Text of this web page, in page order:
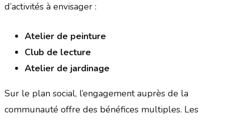
d’activités à envisager :
Atelier de peinture
Club de lecture
Atelier de jardinage
Sur le plan social, l’engagement auprès de la
communauté offre des bénéfices multiples. Les